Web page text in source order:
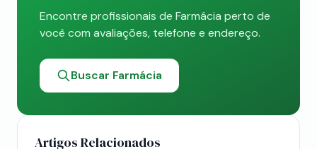
Encontre profissionais de Farmácia perto de
você com avaliações, telefone e endereço.
Buscar Farmácia
Artigos Relacionados